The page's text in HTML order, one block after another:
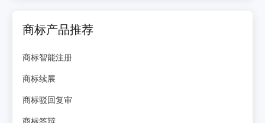
商标产品推荐
商标智能注册
商标续展
商标驳回复审
商标答辩